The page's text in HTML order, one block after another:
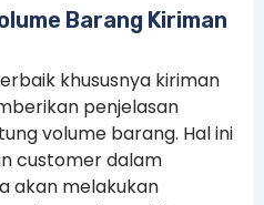
Barang Kiriman
khususnya kiriman
penjelasan
volume barang. Hal ini
customer dalam
akan melakukan